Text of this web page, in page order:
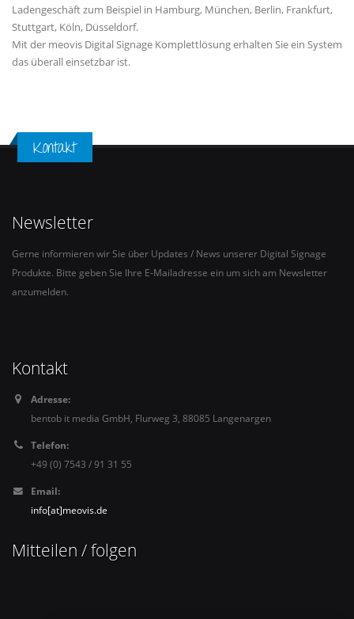
Ladengeschäft zum Beispiel in Hamburg, München, Berlin, Frankfurt,
Stuttgart, Köln, Düsseldorf.
Mit der meovis Digital Signage Komplettlösung erhalten Sie ein System
das überall einsetzbar ist.
Kontakt
Newsletter
Gerne informieren wir Sie über Updates / News unserer Digital Signage
Produkte. Bitte geben Sie Ihre E-Mailadresse ein um sich am Newsletter
anzumelden.
Kontakt
Adresse:
bentob it media GmbH, Flurweg 3, 88085 Langenargen
Telefon:
+49 (0) 7543 / 91 31 55
Email:
info[at]meovis.de
Mitteilen / folgen